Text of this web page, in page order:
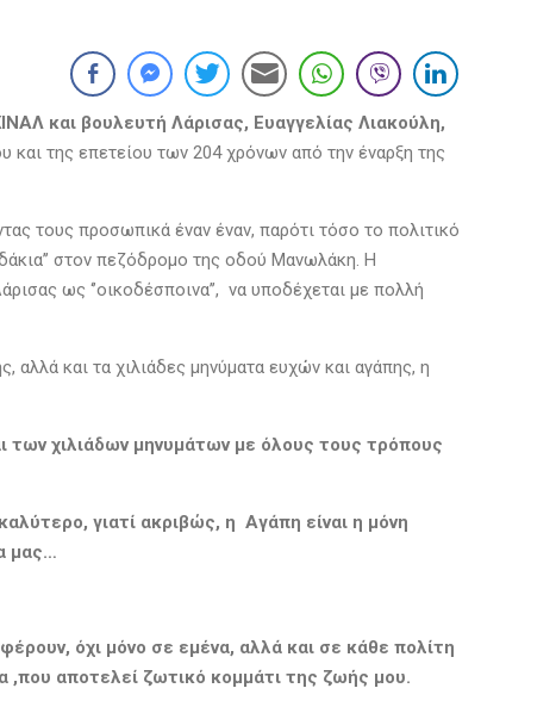
και βουλευτή Λάρισας, Ευαγγελίας Λιακούλη,
και της επετείου των 204 χρόνων από την έναρξη της
τους προσωπικά έναν έναν, παρότι τόσο το πολιτικό
στον πεζόδρομο της οδού Μανωλάκη. Η
ως ‘’οικοδέσποινα’’, να υποδέχεται με πολλή
και τα χιλιάδες μηνύματα ευχών και αγάπης, η
των χιλιάδων μηνυμάτων με όλους τους τρόπους
γιατί ακριβώς, η Αγάπη είναι η μόνη
μας…
όχι μόνο σε εμένα, αλλά και σε κάθε πολίτη
,που αποτελεί ζωτικό κομμάτι της ζωής μου.